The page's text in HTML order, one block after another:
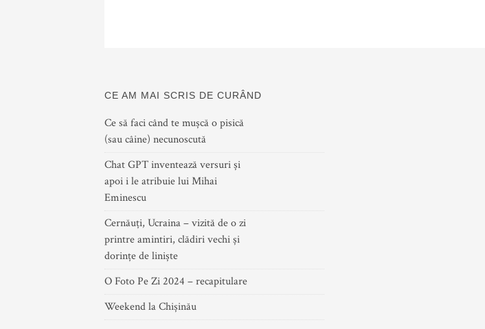
CE AM MAI SCRIS DE CURÂND
Ce să faci când te mușcă o pisică
(sau câine) necunoscută
Chat GPT inventează versuri și
apoi i le atribuie lui Mihai
Eminescu
Cernăuți, Ucraina – vizită de o zi
printre amintiri, clădiri vechi și
dorințe de liniște
O Foto Pe Zi 2024 – recapitulare
Weekend la Chișinău